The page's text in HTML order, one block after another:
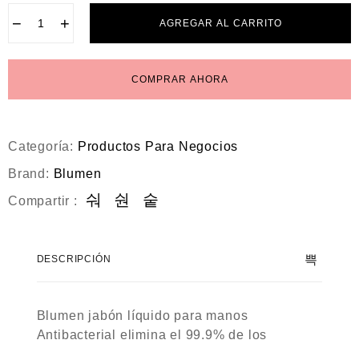
− + AGREGAR AL CARRITO
COMPRAR AHORA
Categoría: Productos Para Negocios
Brand: Blumen
Compartir :
DESCRIPCIÓN
Blumen jabón líquido para manos
Antibacterial elimina el 99.9% de los